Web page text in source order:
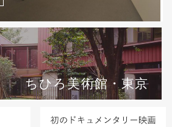
ちひろ美術館・東京